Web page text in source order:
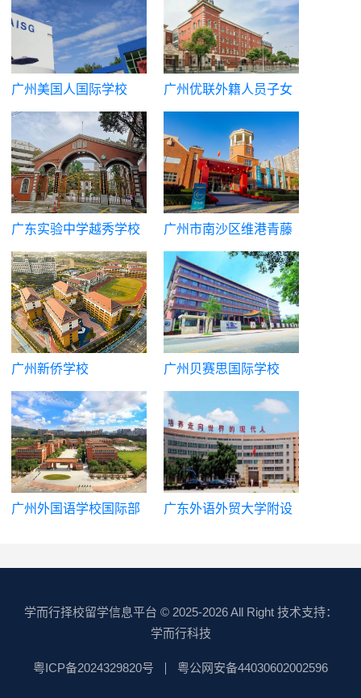
广州美国人国际学校
广州优联外籍人员子女
学校
广东实验中学越秀学校
国际部
广州市南沙区维港青藤
中学（原广州市英东中
学）
广州新侨学校 广州贝赛思国际学校
广州外国语学校国际部
广东外语外贸大学附设
程)
学而行择校留学信息平台 © 2025-2026 All Right 技术支持：
学而行科技
粤ICP备2024329820号 粤公网安备44030602002596